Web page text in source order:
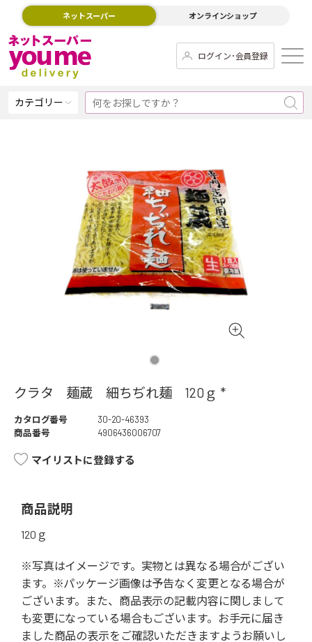
ネットスーパー オンラインショップ
ログイン･会員登録
カテゴリー
クラタ 麺蔵 細ちぢれ麺 120ｇ *
カタログ番号
30-20-46393
商品番号
4906436006707
マイリストに登録する
商品説明
120ｇ
※写真はイメージです。実物とは異なる場合がござい
ます。※パッケージ画像は予告なく変更となる場合が
ございます。また、商品表示の記載内容に関しまして
も変更になっている場合もございます。お手元に届き
ました商品の表示をご確認いただきますようお願いし